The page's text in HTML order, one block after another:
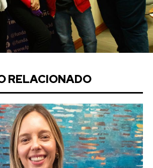
RELACIONADO